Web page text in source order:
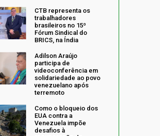
CTB representa os
trabalhadores
brasileiros no 15º
Fórum Sindical do
BRICS, na Índia
Adilson Araújo
participa de
videoconferência em
solidariedade ao povo
venezuelano após
terremoto
Como o bloqueio dos
EUA contra a
Venezuela impõe
desafios à